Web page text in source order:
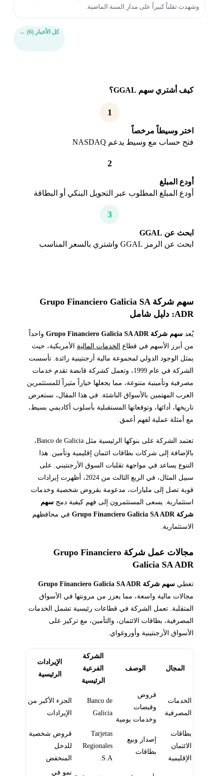
وشهدت تقلباً كبيراً على مدار السنة الماضية.
كل الأخبار (6) ←
كيف أشتري سهم GGAL؟
1
اختر وسيطاً مرخصاً
فتح حساب مع وسيط يدعم NASDAQ
2
أودع المبلغ
أودع المبلغ المطلوب عبر التحويل البنكي أو البطاقة
3
ابحث عن GGAL
ابحث عن الرمز GGAL واشتري بالسعر المناسب
سهم شركة Grupo Financiero Galicia SA
ADR: دليل شامل
يُعد سهم شركة Grupo Financiero Galicia SA ADR
واحداً
من أبرز الأسهم في قطاع الخدمات الماليةالأمريكية، حيث
يمثل الوجود الدولي لمجموعة مالية أرجنتينية رائدة. تأسست
الشركة في عام 1999، وتعمل كشركة قابضة تقدم خدمات
مصرفية وتأمينية متنوعة، مما يجعلها خياراً مثيراً للمستثمرين
العرب المهتمين بالأسواق الناشئة. في هذا المقال، نستعرض
تاريخها، أدائها، وتوقعاتها المستقبلية بأسلوب أكاديمي بسيط،
مع أمثلة عملية لفهم أعمق.
تعتمد الشركة على بنوكها الرئيسية مثل Banco de Galicia،
بالإضافة إلى شركات بطاقات ائتمان إقليمية وتأمين. هذا
التنوع يساعد في مواجهة تقلبات السوق الأرجنتيني. على
سبيل المثال، في الربع الثالث من 2024، أظهرت إيرادات
قوية تصل إلى مليارات، مدعومة بقروض شخصية وخدمات
استثمارية. يسعى المستثمرون إلى فهم كيفية دمج سهم
شركة Grupo Financiero Galicia SA ADR
في محافظهم
الاستثمارية.
مجالات عمل شركة Grupo Financiero
Galicia SA ADR
تغطي سهم شركة Grupo Financiero Galicia SA ADR
مجالات مالية واسعة، مما يعزز من مرونتها في الأسواق
المتقلبة. تعمل الشركة في قطاعات رئيسية تشمل الخدمات
المصرفية، بطاقات الائتمان، والتأمين، مع تركيز على
الأسواق الأرجنتينية وأوروغواي.
المجال الوصف
الشركة
الفرعية
الرئيسية
الإيرادات
الرئيسية
الخدمات
المصرفية
قروض
وقبضات
وخدمات يومية
Banco de
Galicia
الجزء الأكبر من
الإيرادات
بطاقات
الائتمان
الإقليمية
إصدار وبيع
بطاقات
Tarjetas
Regionales
S.A.
قروض شخصية
للدخل
المنخفض
نمو في